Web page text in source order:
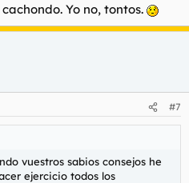
Yo no, tontos.
#7
vuestros sabios consejos he
ejercicio todos los